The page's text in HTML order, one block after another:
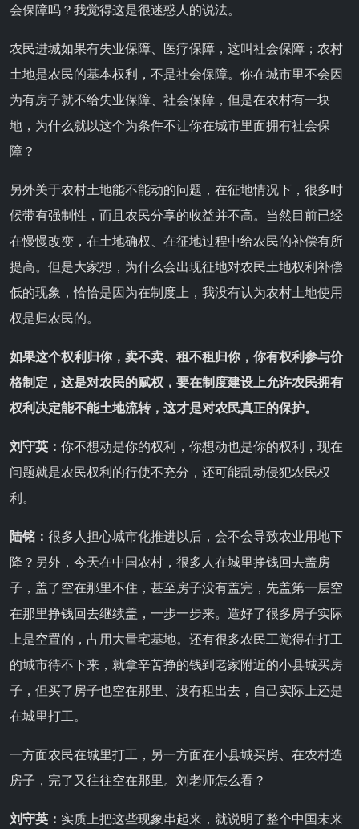
会保障吗？我觉得这是很迷惑人的说法。
农民进城如果有失业保障、医疗保障，这叫社会保障；农村
土地是农民的基本权利，不是社会保障。你在城市里不会因
为有房子就不给失业保障、社会保障，但是在农村有一块
地，为什么就以这个为条件不让你在城市里面拥有社会保
障？
另外关于农村土地能不能动的问题，在征地情况下，很多时
候带有强制性，而且农民分享的收益并不高。当然目前已经
在慢慢改变，在土地确权、在征地过程中给农民的补偿有所
提高。但是大家想，为什么会出现征地对农民土地权利补偿
低的现象，恰恰是因为在制度上，我没有认为农村土地使用
权是归农民的。
如果这个权利归你，卖不卖、租不租归你，你有权利参与价
格制定，这是对农民的赋权，要在制度建设上允许农民拥有
权利决定能不能土地流转，这才是对农民真正的保护。
刘守英： 你不想动是你的权利，你想动也是你的权利，现在
问题就是农民权利的行使不充分，还可能乱动侵犯农民权
利。
陆铭： 很多人担心城市化推进以后，会不会导致农业用地下
降？另外，今天在中国农村，很多人在城里挣钱回去盖房
子，盖了空在那里不住，甚至房子没有盖完，先盖第一层空
在那里挣钱回去继续盖，一步一步来。造好了很多房子实际
上是空置的，占用大量宅基地。还有很多农民工觉得在打工
的城市待不下来，就拿辛苦挣的钱到老家附近的小县城买房
子，但买了房子也空在那里、没有租出去，自己实际上还是
在城里打工。
一方面农民在城里打工，另一方面在小县城买房、在农村造
房子，完了又往往空在那里。刘老师怎么看？
刘守英： 实质上把这些现象串起来，就说明了整个中国未来